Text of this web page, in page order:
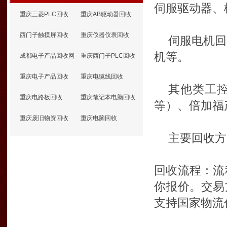
重庆三菱PLC回收 重庆AB驱动器回收
西门子触摸屏回收 重庆仪器仪表回收
成都电子产品回收网 重庆西门子PLC回收
重庆电子产品回收 重庆电缆线回收
重庆电路板回收 重庆笔记本电脑回收
重庆废旧物资回收 重庆电脑回收
伺服驱动器
伺服电机
机等。
其他类工
等）、倍加
主要回收
回收流程：
你报价。交
支持国家物